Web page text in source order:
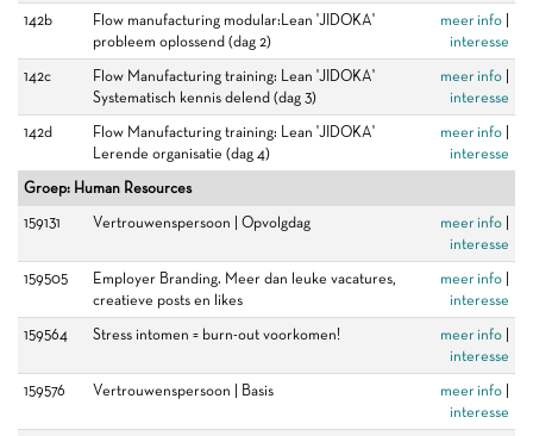
142b
Flow manufacturing modular:Lean 'JIDOKA'
probleem oplossend (dag 2)
meer info
interesse
142c
Flow Manufacturing training: Lean 'JIDOKA'
Systematisch kennis delend (dag 3)
meer info
interesse
142d
Flow Manufacturing training: Lean 'JIDOKA'
Lerende organisatie (dag 4)
meer info
interesse
Groep: Human Resources
159131
Vertrouwenspersoon | Opvolgdag meer info
interesse
159505
Employer Branding. Meer dan leuke vacatures,
creatieve posts en likes
meer info
interesse
159564
Stress intomen = burn-out voorkomen! meer info
interesse
159576
Vertrouwenspersoon | Basis meer info
interesse